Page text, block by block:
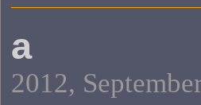
a
2012,